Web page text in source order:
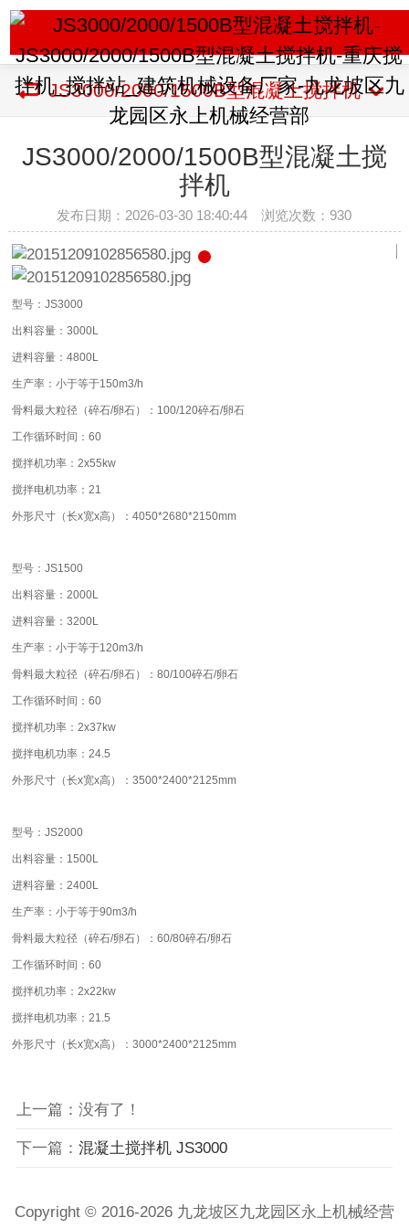
JS3000/2000/1500B型混凝土搅拌机
JS3000/2000/1500B型混凝土搅
拌机
发布日期：2026-03-30 18:40:44 浏览次数： 930
型号：JS3000
出料容量：3000L
进料容量：4800L
生产率：小于等于150m3/h
骨料最大粒径（碎石/卵石）：100/120碎石/卵石
工作循环时间：60
搅拌机功率：2x55kw
搅拌电机功率：21
外形尺寸（长x宽x高）：4050*2680*2150mm
型号：JS1500
出料容量：2000L
进料容量：3200L
生产率：小于等于120m3/h
骨料最大粒径（碎石/卵石）：80/100碎石/卵石
工作循环时间：60
搅拌机功率：2x37kw
搅拌电机功率：24.5
外形尺寸（长x宽x高）：3500*2400*2125mm
型号：JS2000
出料容量：1500L
进料容量：2400L
生产率：小于等于90m3/h
骨料最大粒径（碎石/卵石）：60/80碎石/卵石
工作循环时间：60
搅拌机功率：2x22kw
搅拌电机功率：21.5
外形尺寸（长x宽x高）：3000*2400*2125mm
上一篇：没有了！
下一篇： 混凝土搅拌机 JS3000
Copyright © 2016-2026 九龙坡区九龙园区永上机械经营